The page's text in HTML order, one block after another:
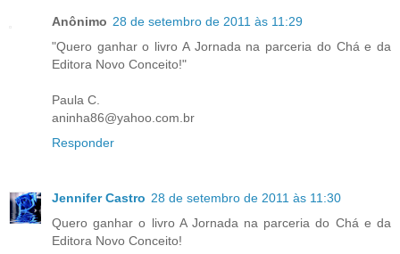
Anônimo 28 de setembro de 2011 às 11:29
"Quero ganhar o livro A Jornada na parceria do Chá e da
Editora Novo Conceito!"
Paula C.
aninha86@yahoo.com.br
Responder
Jennifer Castro 28 de setembro de 2011 às 11:30
Quero ganhar o livro A Jornada na parceria do Chá e da
Editora Novo Conceito!